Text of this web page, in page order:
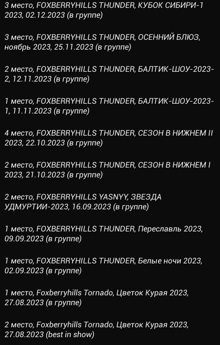
3 место, FOXBERRYHILLS THUNDER, КУБОК СИБИРИ-1
2023, 02.12.2023 (в группе)
3 место, FOXBERRYHILLS THUNDER, ОСЕННИЙ БЛЮЗ,
ноябрь 2023, 25.11.2023 (в группе)
2 место, FOXBERRYHILLS THUNDER, БАЛТИК-ШОУ-2023-
2, 12.11.2023 (в группе)
1 место, FOXBERRYHILLS THUNDER, БАЛТИК-ШОУ-2023-
1, 11.11.2023 (в группе)
4 место, FOXBERRYHILLS THUNDER, СЕЗОН В НИЖНЕМ II
2023, 22.10.2023 (в группе)
2 место, FOXBERRYHILLS THUNDER, СЕЗОН В НИЖНЕМ I
2023, 21.10.2023 (в группе)
2 место, FOXBERRYHILLS YASNYY, ЗВЕЗДА
УДМУРТИИ-2023, 16.09.2023 (в группе)
1 место, FOXBERRYHILLS THUNDER, Переславль 2023,
09.09.2023 (в группе)
1 место, FOXBERRYHILLS THUNDER, Белые ночи 2023,
02.09.2023 (в группе)
1 место, Foxberryhills Tornado, Цветок Курая 2023,
27.08.2023 (в группе)
2 место, Foxberryhills Tornado, Цветок Курая 2023,
27.08.2023 (best in show)